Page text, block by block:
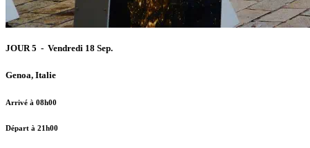
JOUR 5 - Vendredi 18 Sep.
Genoa, Italie
Arrivé à 08h00
Départ à 21h00